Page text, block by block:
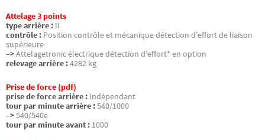
Attelage 3 points
type arrière : II
contrôle : Position contrôle et mécanique détection d’effort de liaison
supérieure
–>Attelagetronic électrique détection d’effort* en option
relevage arrière :4282 kg
Prise de force (pdf)
prise de force arrière : Indépendant
tour par minute arrière :540/1000
–>540/540e
tour par minute avant : 1000